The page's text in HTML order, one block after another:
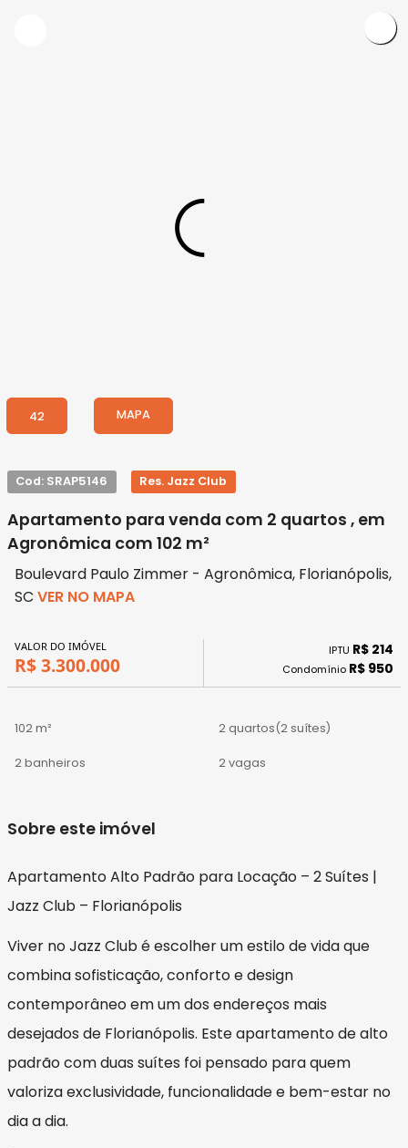
42 MAPA
Cod: SRAP5146 Res. Jazz Club
Apartamento para venda com 2 quartos , em
Agronômica com 102 m²
Boulevard Paulo Zimmer - Agronômica, Florianópolis,
SC VER NO MAPA
VALOR DO IMÓVEL
R$ 3.300.000
IPTU R$ 214
Condomínio R$ 950
102 m² 2 quartos(2 suítes)
2 banheiros 2 vagas
Sobre este imóvel
Apartamento Alto Padrão para Locação – 2 Suítes |
Jazz Club – Florianópolis
Viver no Jazz Club é escolher um estilo de vida que
combina sofisticação, conforto e design
contemporâneo em um dos endereços mais
desejados de Florianópolis. Este apartamento de alto
padrão com duas suítes foi pensado para quem
valoriza exclusividade, funcionalidade e bem-estar no
dia a dia.